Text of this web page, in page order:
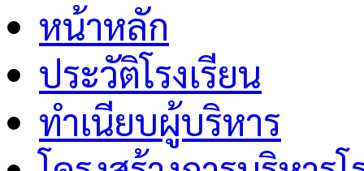
หน้าหลัก
ประวัติโรงเรียน
ทำเนียบผู้บริหาร